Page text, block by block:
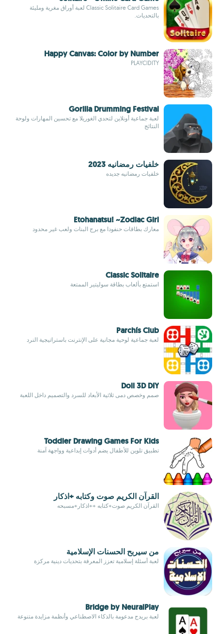
Classic Solitaire Card Games لعبة أوراق مغرية ومليئة
بالتحديات.
Happy Canvas: Color by Number
PLAYCIDITY
Gorilla Drumming Festival
لعبة جماعية أونلاين لتحدي الغوريلا مع تحسين المهارات ولوحة
النتائج
خلفيات رمضانيه 2023
خلفيات رمضانيه جديده
Etohanatsu! ~Zodiac Girl
معارك بطاقات حنفودا مع برج البنات ولعب غير محدود
Classic Solitaire
استمتع بألعاب بطاقة سوليتير الممتعة
Parchís Club
لعبة جماعية لوحية مجانية على الإنترنت باستراتيجية النرد
Doll 3D DIY
صمم وخصص دمى ثلاثية الأبعاد للسرد والتصميم داخل اللعبة
Toddler Drawing Games For Kids
تطبيق تلوين للأطفال يضم أدوات إبداعية وواجهة آمنة
القرآن الكريم صوت وكتابه +اذكار
القرآن الكريم صوت+كتابه ++اذكار+مسبحه
من سيربح الحسنات الإسلامية
لعبة أسئلة إسلامية تعزز المعرفة بتحديات دينية مركزة
Bridge by NeuralPlay
لعبة بريدج مدعومة بالذكاء الاصطناعي وأنظمة مزايدة متنوعة